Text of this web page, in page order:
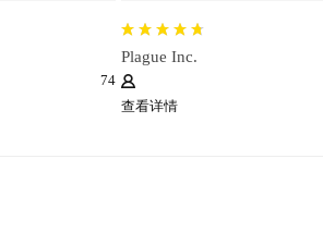
74
Plague Inc.
查看详情